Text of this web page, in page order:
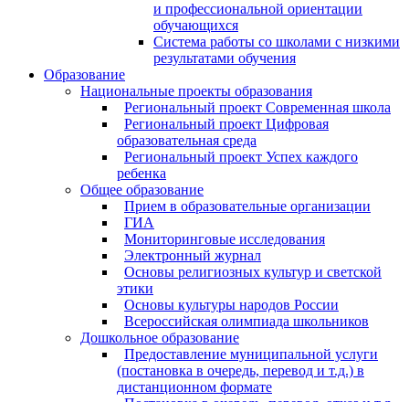
и профессиональной ориентации
обучающихся
Система работы со школами с низкими
результатами обучения
Образование
Национальные проекты образования
Региональный проект Современная школа
Региональный проект Цифровая
образовательная среда
Региональный проект Успех каждого
ребенка
Общее образование
Прием в образовательные организации
ГИА
Мониторинговые исследования
Электронный журнал
Основы религиозных культур и светской
этики
Основы культуры народов России
Всероссийская олимпиада школьников
Дошкольное образование
Предоставление муниципальной услуги
(постановка в очередь, перевод и т.д.) в
дистанционном формате